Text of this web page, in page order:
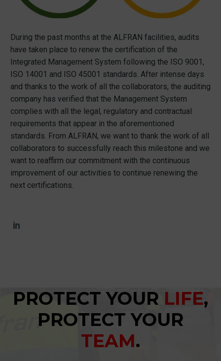
During the past months at the ALFRAN facilities, audits
have taken place to renew the certification of the
Integrated Management System following the ISO 9001,
ISO 14001 and ISO 45001 standards. After intense days
and thanks to the work of all the collaborators, the auditing
company has verified that the Management System
complies with all the legal, regulatory and contractual
requirements that appear in the aforementioned
standards. From ALFRAN, we want to thank the work of all
collaborators to successfully reach this milestone and we
want to reaffirm our commitment with the continuous
improvement of our activities to continue renewing the
next certifications.
PROTECT YOUR LIFE,
PROTECT YOUR
TEAM.